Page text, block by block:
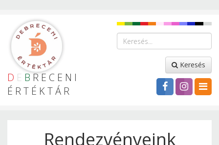
D E B RECENI
ÉRTÉKTÁR
Keresés
Rendezvényeink